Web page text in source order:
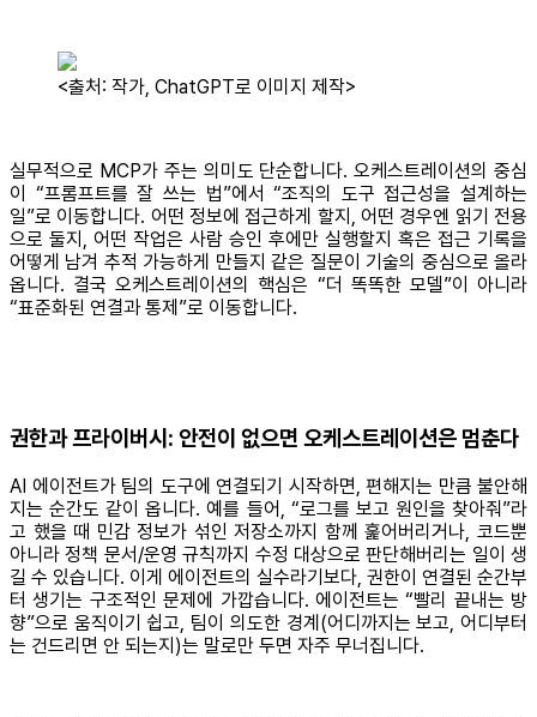
<출처: 작가, ChatGPT로 이미지 제작>
실무적으로 MCP가 주는 의미도 단순합니다. 오케스트레이션의 중심
이 “프롬프트를 잘 쓰는 법”에서 “조직의 도구 접근성을 설계하는
일”로 이동합니다. 어떤 정보에 접근하게 할지, 어떤 경우엔 읽기 전용
으로 둘지, 어떤 작업은 사람 승인 후에만 실행할지 혹은 접근 기록을
어떻게 남겨 추적 가능하게 만들지 같은 질문이 기술의 중심으로 올라
옵니다. 결국 오케스트레이션의 핵심은 “더 똑똑한 모델”이 아니라
“표준화된 연결과 통제”로 이동합니다.
권한과 프라이버시: 안전이 없으면 오케스트레이션은 멈춘다
AI 에이전트가 팀의 도구에 연결되기 시작하면, 편해지는 만큼 불안해
지는 순간도 같이 옵니다. 예를 들어, “로그를 보고 원인을 찾아줘”라
고 했을 때 민감 정보가 섞인 저장소까지 함께 훑어버리거나, 코드뿐
아니라 정책 문서/운영 규칙까지 수정 대상으로 판단해버리는 일이 생
길 수 있습니다. 이게 에이전트의 실수라기보다, 권한이 연결된 순간부
터 생기는 구조적인 문제에 가깝습니다. 에이전트는 “빨리 끝내는 방
향”으로 움직이기 쉽고, 팀이 의도한 경계(어디까지는 보고, 어디부터
는 건드리면 안 되는지)는 말로만 두면 자주 무너집니다.